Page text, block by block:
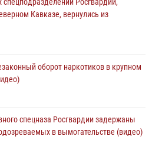
незаконной миграции и
(видео)
подготовки на комплексных учениях
объектов в Подмосковье
Росгвардии,
Кавказе, вернулись из
оборот наркотиков в крупном
спецназа Росгвардии задержаны
в вымогательстве (видео)